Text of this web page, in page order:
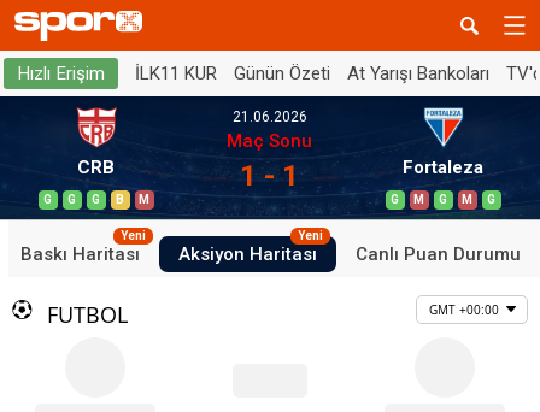
Hızlı Erişim İLK11 KUR Günün Özeti At Yarışı Bankoları
CRB
G G G B M
21.06.2026
Maç Sonu
1 - 1 Fortaleza
G M G M G
Baskı Haritası
Yeni
Aksiyon Haritası
Yeni
Canlı Puan Durumu
FUTBOL GMT +00:00